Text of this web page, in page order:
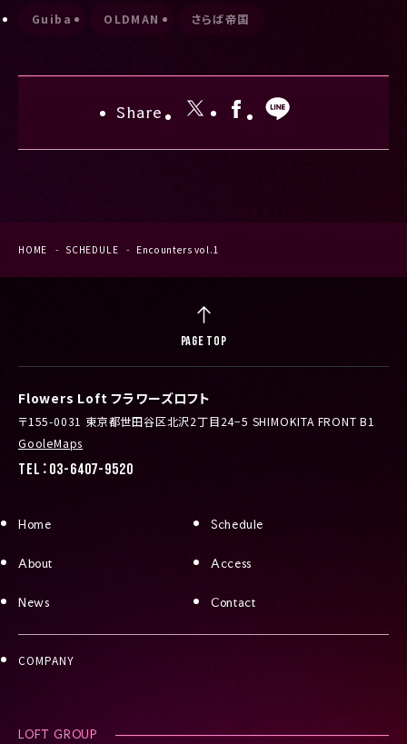
Guiba OLDMAN さらば帝国
Share
HOME SCHEDULE Encounters vol.1
Flowers Loft フラワーズロフト
〒155-0031 東京都世田谷区北沢2丁目24−5 SHIMOKITA FRONT B1
GooleMaps
TEL：03-6407-9520
Home Schedule
About Access
News Contact
COMPANY
LOFT GROUP
PAGE TOP